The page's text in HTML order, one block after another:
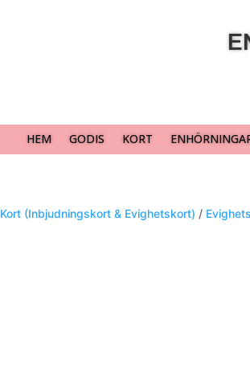
HEM GODIS KORT
Kort (Inbjudningskort & Evighetskort) /